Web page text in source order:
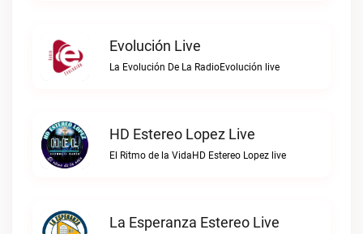
Evolución Live
La Evolución De La RadioEvolución live
HD Estereo Lopez Live
El Ritmo de la VidaHD Estereo Lopez live
La Esperanza Estereo Live